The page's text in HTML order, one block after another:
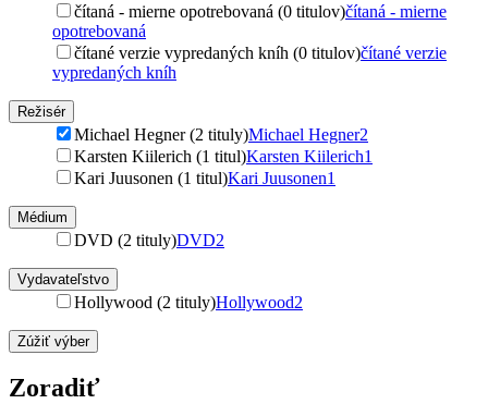
čítaná - mierne opotrebovaná (0 titulov)čítaná - mierne
opotrebovaná
čítané verzie vypredaných kníh (0 titulov)čítané verzie
vypredaných kníh
Režisér
Michael Hegner (2 tituly)Michael Hegner2
Karsten Kiilerich (1 titul)Karsten Kiilerich1
Kari Juusonen (1 titul)Kari Juusonen1
Médium
DVD (2 tituly)DVD2
Vydavateľstvo
Hollywood (2 tituly)Hollywood2
Zúžiť výber
Zoradiť